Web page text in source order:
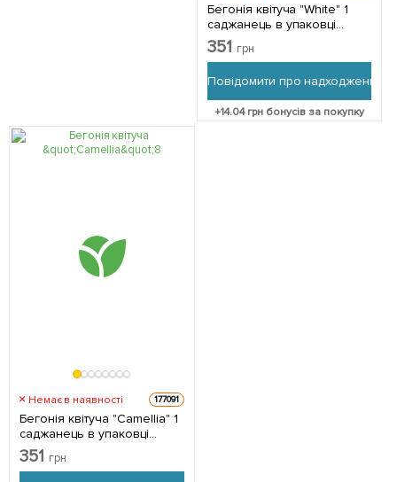
Бегонія квітуча "White" 1
саджанець в упаковці
(кімнатний) Нідерланди
351 грн
Повідомити про надходження
+14.04грн бонусів за покупку
Немає в наявності 177091
Бегонія квітуча "Camellia" 1
саджанець в упаковці
(кімнатний) Нідерланди
351 грн